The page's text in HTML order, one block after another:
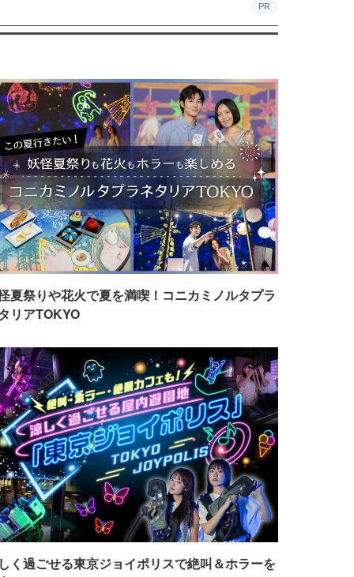
PR
夏祭りや花火で夏を満喫！コニカミノルタプラ
リアTOKYO
く過ごせる東京ジョイポリスで絶叫＆ホラーを